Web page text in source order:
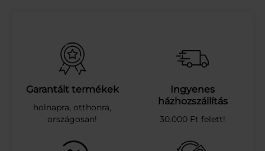
A
P
P
U
C
I
O
Garantált termékek
holnapra, otthonra,
országosan!
Ingyenes
házhozszállítás
30.000 Ft felett!